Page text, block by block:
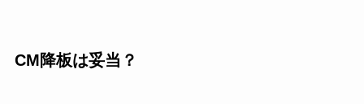
CM降板は妥当？